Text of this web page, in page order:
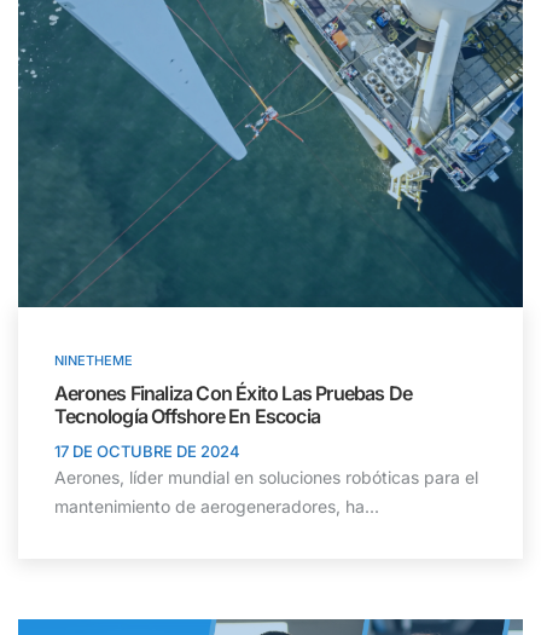
NINETHEME
Aerones Finaliza Con Éxito Las Pruebas De
Tecnología Offshore En Escocia
17 DE OCTUBRE DE 2024
Aerones, líder mundial en soluciones robóticas para el
mantenimiento de aerogeneradores, ha...